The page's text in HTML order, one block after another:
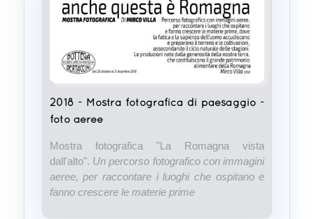
2018 - Mostra fotografica di paesaggio -
foto aeree
Mostra fotografica "La Romagna vista
dall'alto". Un percorso fotografico con immagini
aeree, per raccontare i luoghi che ospitano e
fanno crescere le materie prime